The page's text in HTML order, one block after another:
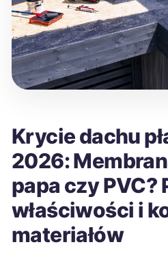
Krycie dachu
2026:
papa czy PVC?
właściwości i
materiałów